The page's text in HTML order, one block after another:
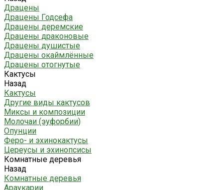
Драцены
Драцены Годсефа
Драцены деремские
Драцены драконовые
Драцены душистые
Драцены окаймлённые
Драцены отогнутые
Кактусы
Назад
Кактусы
Другие виды кактусов
Миксы и композиции
Молочаи (эуфорбии)
Опунции
Феро- и эхинокактусы
Цереусы и эхинопсисы
Комнатные деревья
Назад
Комнатные деревья
Араукарии